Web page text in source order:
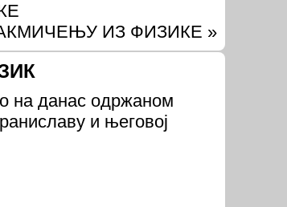
ИЗ ФИЗИКЕ »
на данас одржаном
и његовој